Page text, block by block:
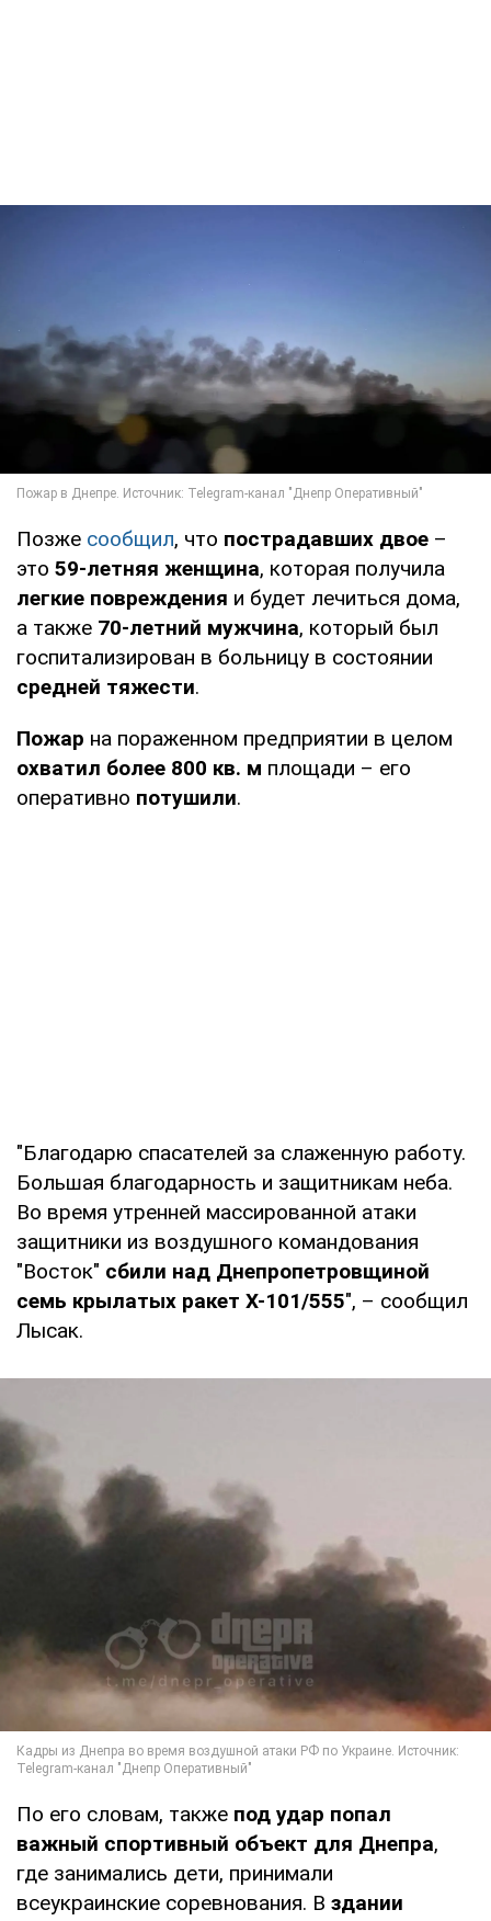
Позже сообщил, что пострадавших двое –
это 59-летняя женщина, которая получила
легкие повреждения и будет лечиться дома,
а также 70-летний мужчина, который был
госпитализирован в больницу в состоянии
средней тяжести.
Пожар на пораженном предприятии в целом
охватил более 800 кв. м площади – его
оперативно потушили.
"Благодарю спасателей за слаженную работу.
Большая благодарность и защитникам неба.
Во время утренней массированной атаки
защитники из воздушного командования
"Восток" сбили над Днепропетровщиной
семь крылатых ракет Х-101/555", – сообщил
Лысак.
По его словам, также под удар попал
важный спортивный объект для Днепра,
где занимались дети, принимали
всеукраинские соревнования. В здании